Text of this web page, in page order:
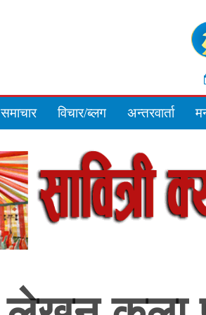
समाचार विचार/ब्लग अन्तरवार्ता